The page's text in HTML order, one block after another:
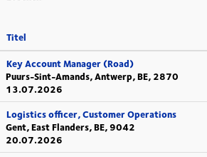
Titel
Key Account Manager (Road)
Puurs-Sint-Amands, Antwerp, BE, 2870
13.07.2026
Logistics officer, Customer Operations
Gent, East Flanders, BE, 9042
20.07.2026